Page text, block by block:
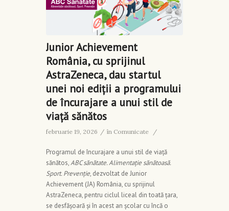
Junior Achievement
România, cu sprijinul
AstraZeneca, dau startul
unei noi ediții a programului
de încurajare a unui stil de
viață sănătos
februarie 19, 2026 / în Comunicate /
Programul de încurajare a unui stil de viață
sănătos,ABC sănătate. Alimentație sănătoasă.
Sport. Prevenție, dezvoltat de Junior
Achievement (JA) România, cu sprijinul
AstraZeneca, pentru ciclul liceal din toată țara,
se desfășoară și în acest an școlar cu încă o